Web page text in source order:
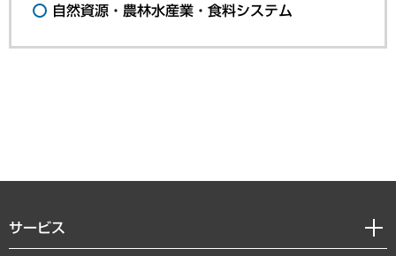
自然資源・農林水産業・食料システム
サービス